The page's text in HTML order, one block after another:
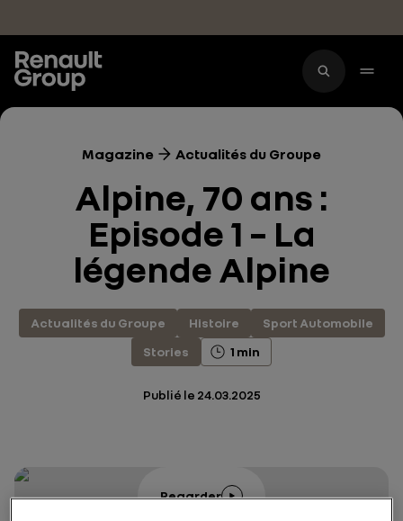
Magazine Actualités du Groupe
Alpine, 70 ans :
Episode 1 – La
légende Alpine
Actualités du Groupe Histoire
Sport Automobile
Stories
1 min
Publié le 24.03.2025
Regarder